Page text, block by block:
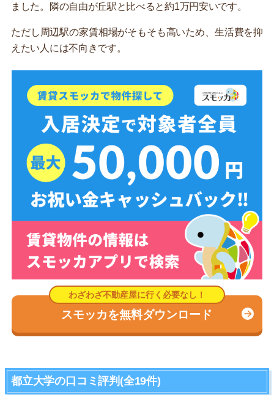
ました。隣の自由が丘駅と比べると約1万円安いです。
ただし周辺駅の家賃相場がそもそも高いため、生活費を抑
えたい人には不向きです。
スモッカを無料ダウンロード
都立大学の口コミ評判(全19件)